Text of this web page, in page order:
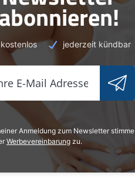
abonnieren!
kostenlos jederzeit kündbar
Anmeldung zum Newsletter stimme
Werbevereinbarung zu.